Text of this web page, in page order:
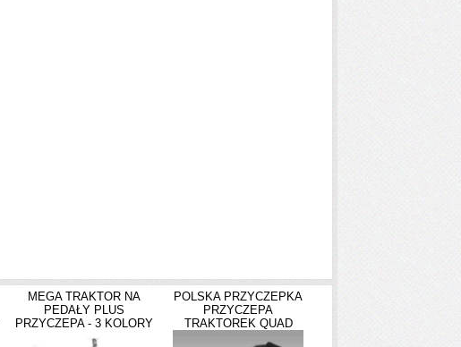
MEGA TRAKTOR NA
PEDAŁY PLUS
PRZYCZEPA - 3 KOLORY
POLSKA PRZYCZEPKA
PRZYCZEPA
TRAKTOREK QUAD